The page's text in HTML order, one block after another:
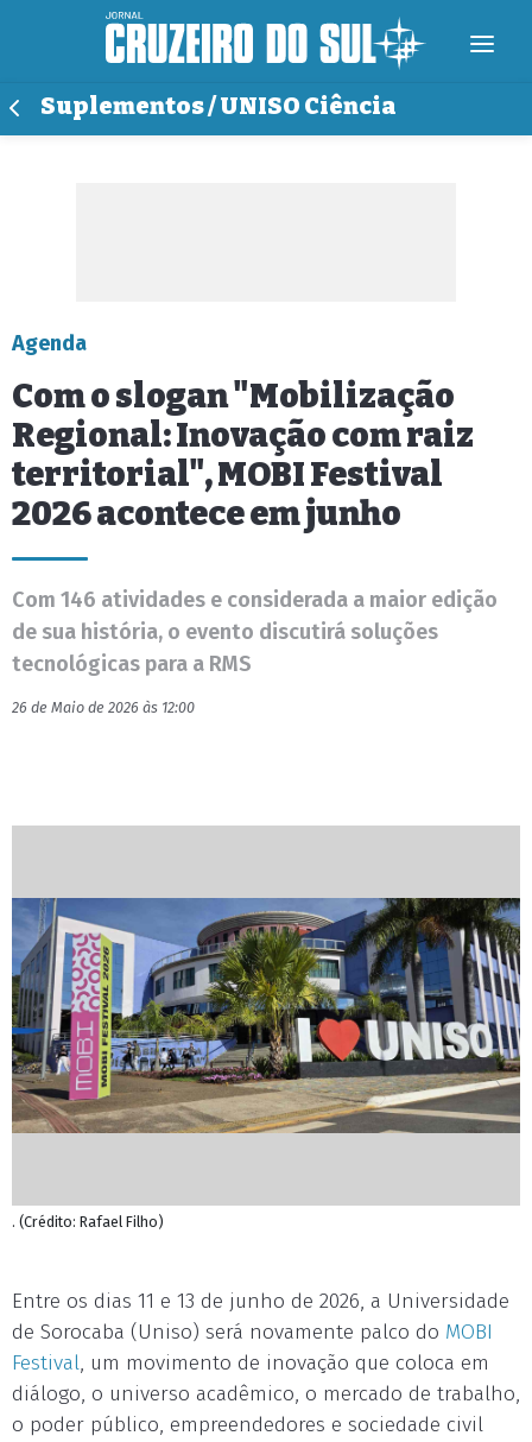
Suplementos / UNISO Ciência
Agenda
Com o slogan "Mobilização
Regional: Inovação com raiz
territorial", MOBI Festival
2026 acontece em junho
Com 146 atividades e considerada a maior edição
de sua história, o evento discutirá soluções
tecnológicas para a RMS
26 de Maio de 2026 às 12:00
. (Crédito: Rafael Filho)
Entre os dias 11 e 13 de junho de 2026, a Universidade
de Sorocaba (Uniso) será novamente palco do MOBI
Festival, um movimento de inovação que coloca em
diálogo, o universo acadêmico, o mercado de trabalho,
o poder público, empreendedores e sociedade civil